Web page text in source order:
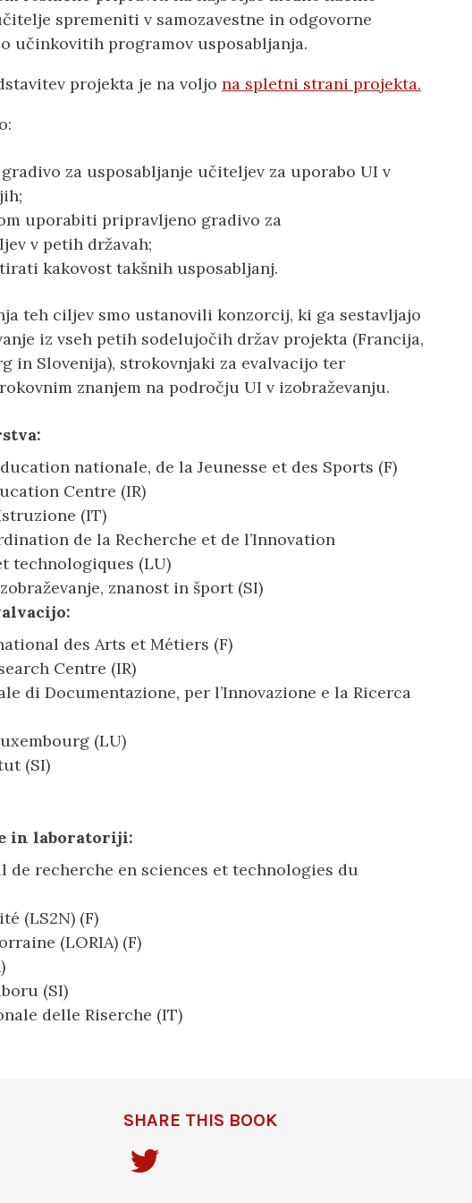
spremeniti v samozavestne in odgovorne
učinkovitih programov usposabljanja.
projekta je na voljo na spletni strani projekta.
za usposabljanje učiteljev za uporabo UI v
uporabiti pripravljeno gradivo za
v petih državah;
kakovost takšnih usposabljanj.
teh ciljev smo ustanovili konzorcij, ki ga sestavljajo
iz vseh petih sodelujočih držav projekta (Francija,
in Slovenija), strokovnjaki za evalvacijo ter
znanjem na področju UI v izobraževanju.
nationale, de la Jeunesse et des Sports (F)
Centre (IR)
(IT)
de la Recherche et de l’Innovation
technologiques (LU)
znanost in šport (SI)
des Arts et Métiers (F)
Centre (IR)
di Documentazione, per l’Innovazione e la Ricerca
(LU)
(SI)
in laboratoriji:
recherche en sciences et technologies du
(LS2N) (F)
(LORIA) (F)
(SI)
delle Riserche (IT)
SHARE THIS BOOK